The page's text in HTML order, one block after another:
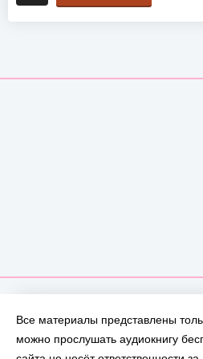
Все материалы представлены
можно прослушать аудиокнигу